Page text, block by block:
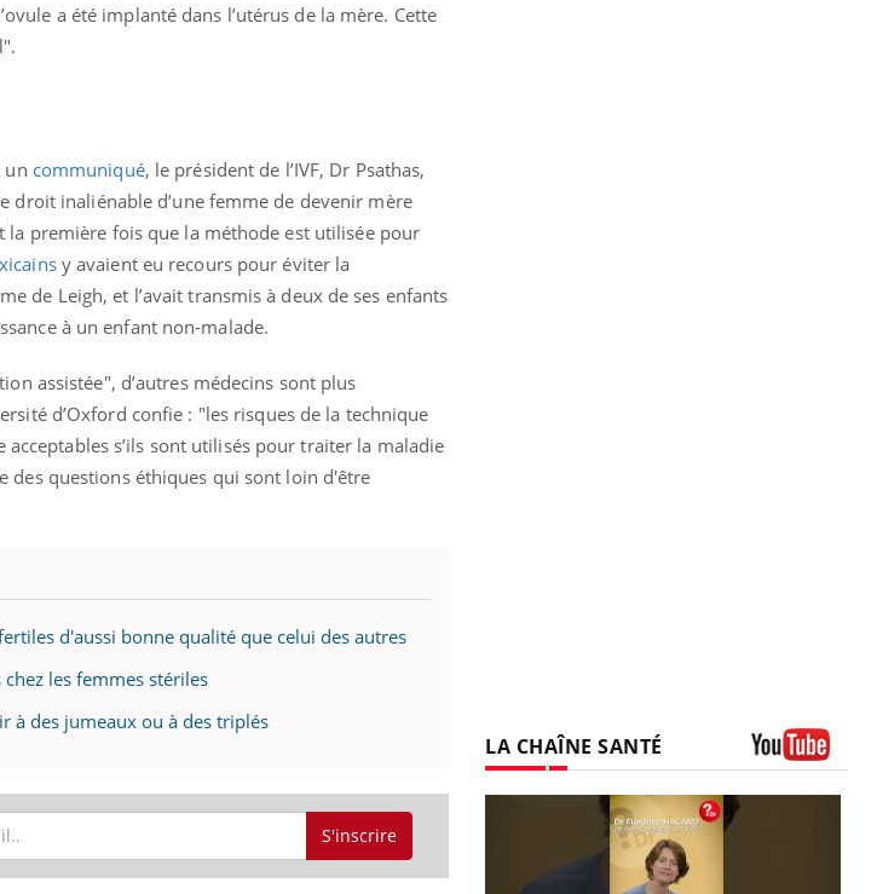
a été implanté dans l’utérus de la mère. Cette
un communiqué, le président de l’IVF, Dr Psathas,
droit inaliénable d’une femme de devenir mère
la première fois que la méthode est utilisée pour
y avaient eu recours pour éviter la
de Leigh, et l’avait transmis à deux de ses enfants
à un enfant non-malade.
assistée", d’autres médecins sont plus
d’Oxford confie : "les risques de la technique
s’ils sont utilisés pour traiter la maladie
des questions éthiques qui sont loin d'être
d'aussi bonne qualité que celui des autres
les femmes stériles
à des jumeaux ou à des triplés
S'inscrire
LA CHAÎNE SANTÉ